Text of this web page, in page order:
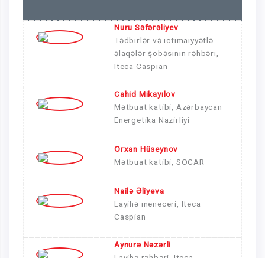
Nuru Səfərəliyev
Tədbirlər və ictimaiyyətlə
əlaqələr şöbəsinin rəhbəri,
Iteca Caspian
Cahid Mikayılov
Mətbuat katibi,
Azərbaycan
Energetika Nazirliyi
Orxan Hüseynov
Mətbuat katibi, SOCAR
Nailə Əliyeva
Layihə meneceri, Iteca
Caspian
Aynurə Nəzərli